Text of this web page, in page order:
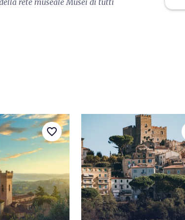
rete museale Musei di tutti
favorite_border